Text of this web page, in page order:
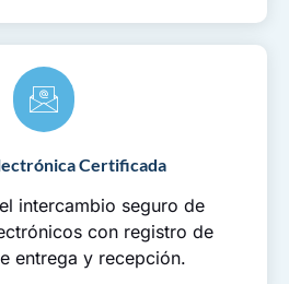
Certificada
intercambio seguro de
con registro de
entrega y recepción.